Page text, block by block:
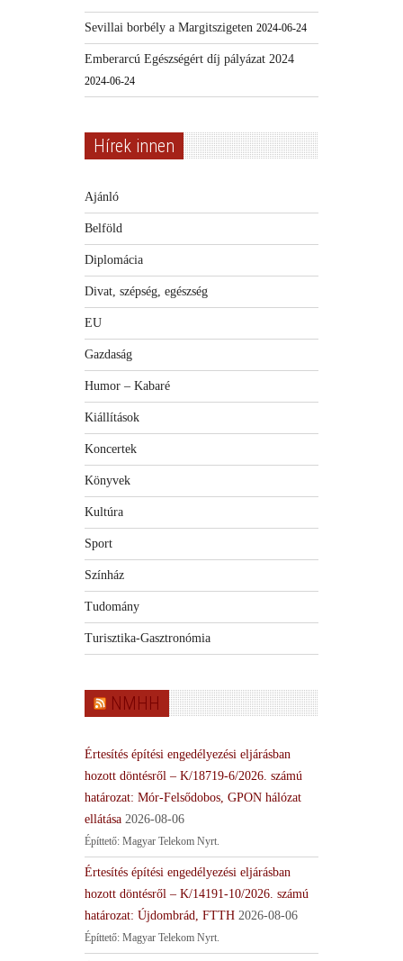
Sevillai borbély a Margitszigeten 2024-06-24
Emberarcú Egészségért díj pályázat 2024
2024-06-24
Hírek innen
Ajánló
Belföld
Diplomácia
Divat, szépség, egészség
EU
Gazdaság
Humor – Kabaré
Kiállítások
Koncertek
Könyvek
Kultúra
Sport
Színház
Tudomány
Turisztika-Gasztronómia
NMHH
Értesítés építési engedélyezési eljárásban
hozott döntésről – K/18719-6/2026. számú
határozat: Mór-Felsődobos, GPON hálózat
ellátása 2026-08-06
Építtető: Magyar Telekom Nyrt.
Értesítés építési engedélyezési eljárásban
hozott döntésről – K/14191-10/2026. számú
határozat: Újdombrád, FTTH 2026-08-06
Építtető: Magyar Telekom Nyrt.